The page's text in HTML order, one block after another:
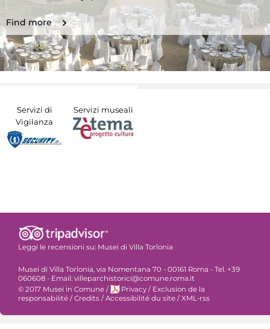
Find more
Servizi di
Vigilanza
Servizi museali
Leggi le recensioni su: Musei di Villa Torlonia
Musei di Villa Torlonia, via Nomentana 70 - 00161 Roma - Tel. +39
060608 - Email: villeparchistorici@comune.roma.it
© 2017 Musei in Comune / Privacy / Exclusion de la
responsabilité / Credits / Accessibilité du site / XML-rss